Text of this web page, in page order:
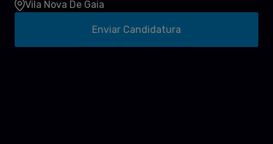
Vila Nova De Gaia
Enviar Candidatura